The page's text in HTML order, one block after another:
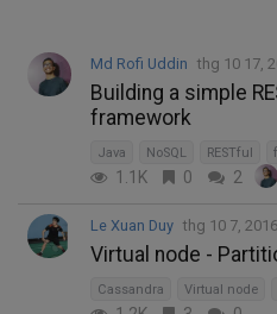
Md Rofi Uddin thg 10 17,
Building a simple
framework
Java NoSQL RESTful
1.1K 0 2
Le Xuan Duy thg 10 7,
Virtual node -
Cassandra Virtual node